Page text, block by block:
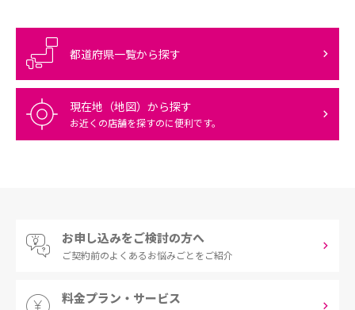
都道府県一覧から探す
現在地（地図）から探す
お近くの店舗を探すのに便利です。
お申し込みをご検討の方へ
ご契約前のよくあるお悩みごとをご紹介
料金プラン・サービス